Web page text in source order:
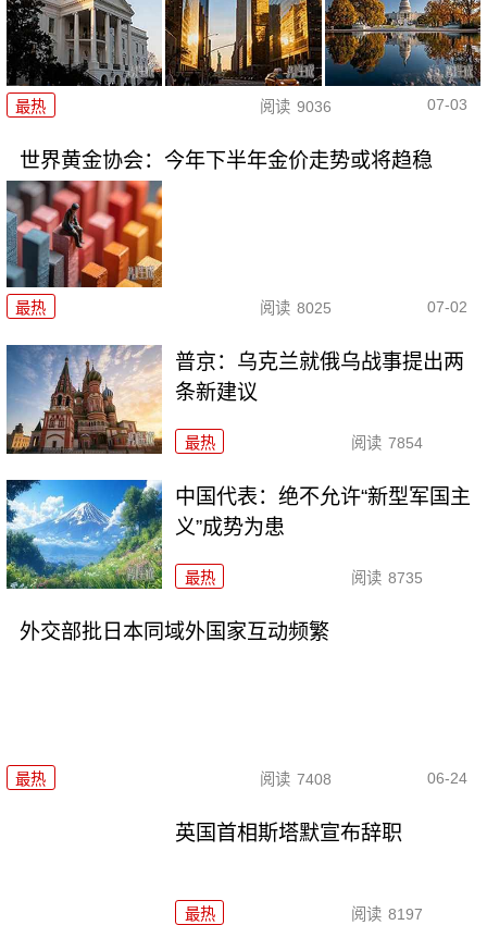
最热 阅读 9036 07-03
世界黄金协会：今年下半年金价走势或将趋稳
最热 阅读 8025 07-02
普京：乌克兰就俄乌战事提出两
条新建议
最热 阅读 7854
中国代表：绝不允许“新型军国主
义”成势为患
最热 阅读 8735
外交部批日本同域外国家互动频繁
最热 阅读 7408 06-24
英国首相斯塔默宣布辞职
最热 阅读 8197